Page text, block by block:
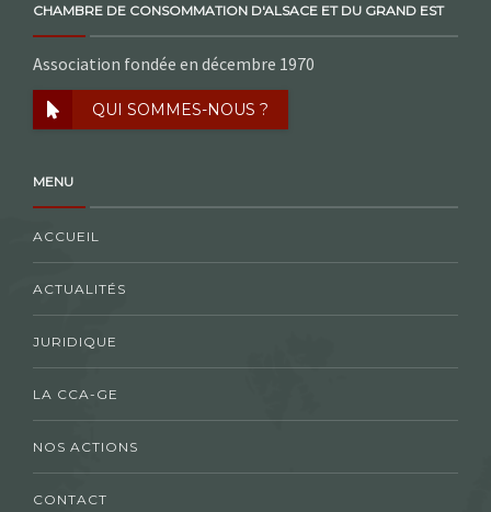
CHAMBRE DE CONSOMMATION D'ALSACE ET DU GRAND EST
Association fondée en décembre 1970
QUI SOMMES-NOUS ?
MENU
ACCUEIL
ACTUALITÉS
JURIDIQUE
LA CCA-GE
NOS ACTIONS
CONTACT